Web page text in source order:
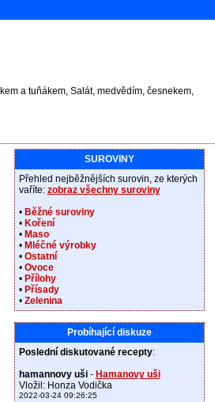
a tuňákem, Salát, medvědím, česnekem,
SUROVINY
Přehled nejběžnějších surovin, ze kterých
vaříte: zobraz všechny suroviny
• Běžné suroviny
• Koření
• Maso
• Mléčné výrobky
• Ostatní
• Ovoce
• Přílohy
• Přísady
• Zelenina
Probíhající diskuze
Poslední diskutované recepty:
hamannovy uši- Hamanovy uši
Vložil: Honza Vodička
2022-03-24 09:26:25